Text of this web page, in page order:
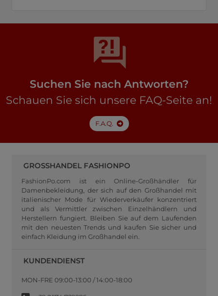
Suchen Sie nach Antworten?
Schauen Sie sich unsere FAQ-Seite an!
F.A.Q.
GROSSHANDEL FASHIONPO
FashionPo.com ist ein Online-Großhändler für
Damenbekleidung, der sich auf den Großhandel mit
italienischer Mode für Wiederverkäufer konzentriert
und als Vermittler zwischen Einzelhändlern und
Herstellern fungiert. Bleiben Sie auf dem Laufenden
mit den neuesten Trends und kaufen Sie sicher und
einfach Kleidung im Großhandel ein.
KUNDENDIENST
MON-FRE 09:00-13:00 / 14:00-18:00